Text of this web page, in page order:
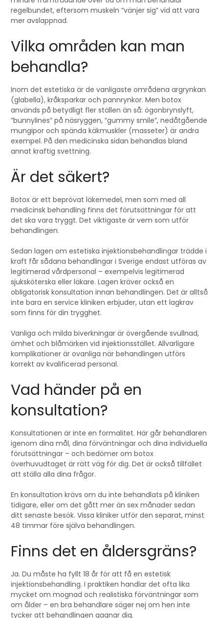
regelbundet, eftersom muskeln ”vänjer sig” vid att vara
mer avslappnad.
Vilka områden kan man
behandla?
Inom det estetiska är de vanligaste områdena argrynkan
(glabella), kråksparkar och pannrynkor. Men botox
används på betydligt fler ställen än så: ögonbrynslyft,
”bunnylines” på näsryggen, ”gummy smile”, nedåtgående
mungipor och spända käkmuskler (masseter) är andra
exempel. På den medicinska sidan behandlas bland
annat kraftig svettning.
Är det säkert?
Botox är ett beprövat läkemedel, men som med all
medicinsk behandling finns det förutsättningar för att
det ska vara tryggt. Det viktigaste är vem som utför
behandlingen.
Sedan lagen om estetiska injektionsbehandlingar trädde i
kraft får sådana behandlingar i Sverige endast utföras av
legitimerad vårdpersonal – exempelvis legitimerad
sjuksköterska eller läkare. Lagen kräver också en
obligatorisk konsultation innan behandlingen. Det är alltså
inte bara en service kliniken erbjuder, utan ett lagkrav
som finns för din trygghet.
Vanliga och milda biverkningar är övergående svullnad,
ömhet och blåmärken vid injektionsstället. Allvarligare
komplikationer är ovanliga när behandlingen utförs
korrekt av kvalificerad personal.
Vad händer på en
konsultation?
Konsultationen är inte en formalitet. Här går behandlaren
igenom dina mål, dina förväntningar och dina individuella
förutsättningar – och bedömer om botox
överhuvudtaget är rätt väg för dig. Det är också tillfället
att ställa alla dina frågor.
En konsultation krävs om du inte behandlats på kliniken
tidigare, eller om det gått mer än sex månader sedan
ditt senaste besök. Vissa kliniker utför den separat, minst
48 timmar före själva behandlingen.
Finns det en åldersgräns?
Ja. Du måste ha fyllt 18 år för att få en estetisk
injektionsbehandling. I praktiken handlar det ofta lika
mycket om mognad och realistiska förväntningar som
om ålder – en bra behandlare säger nej om hen inte
tycker att behandlingen gagnar dig.